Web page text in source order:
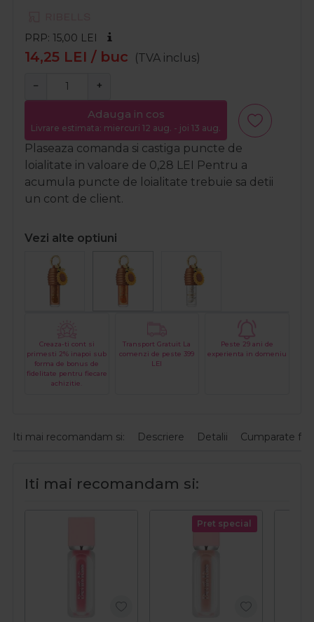
PRP: 15,00 LEI
14,25 LEI / buc (TVA inclus)
− +
Adauga in cos
Livrare estimata: miercuri 12 aug. - joi 13 aug.
Plaseaza comanda si castiga puncte de
loialitate in valoare de 0,28 LEI Pentru a
acumula puncte de loialitate trebuie sa detii
un cont de client.
Vezi alte optiuni
Creaza-ti cont si
primesti 2% inapoi sub
forma de bonus de
fidelitate pentru fiecare
achizitie.
Transport Gratuit La
comenzi de peste 399
LEI
Peste 29 ani de
experienta in domeniu
Iti mai recomandam si: Descriere Detalii Cumparate
Iti mai recomandam si:
Pret special